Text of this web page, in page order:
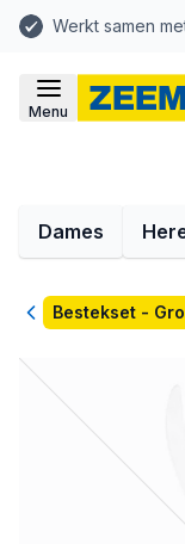
Werkt samen
Menu
Dames
TerugBestekset -